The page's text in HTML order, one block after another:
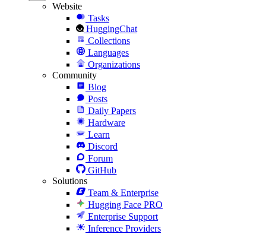
Website
Tasks
HuggingChat
Collections
Languages
Organizations
Community
Blog
Posts
Daily Papers
Hardware
Learn
Discord
Forum
GitHub
Solutions
Team & Enterprise
Hugging Face PRO
Enterprise Support
Inference Providers